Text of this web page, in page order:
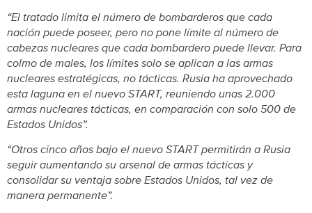
“El tratado limita el número de bombarderos que cada
nación puede poseer, pero no pone límite al número de
cabezas nucleares que cada bombardero puede llevar. Para
colmo de males, los límites solo se aplican a las armas
nucleares estratégicas, no tácticas. Rusia ha aprovechado
esta laguna en el nuevo START, reuniendo unas 2.000
armas nucleares tácticas, en comparación con solo 500 de
Estados Unidos”.
“Otros cinco años bajo el nuevo START permitirán a Rusia
seguir aumentando su arsenal de armas tácticas y
consolidar su ventaja sobre Estados Unidos, tal vez de
manera permanente”.